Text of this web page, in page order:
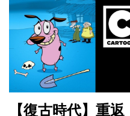
【復古時代】重